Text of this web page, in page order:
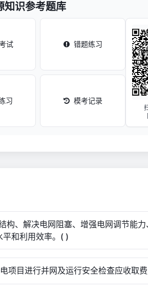
知识参考题库
试 错题练习
习 模考记录
构、解决电网阻塞、增强电网调节能
和利用效率。( )
项目进行并网及运行安全检查应收取